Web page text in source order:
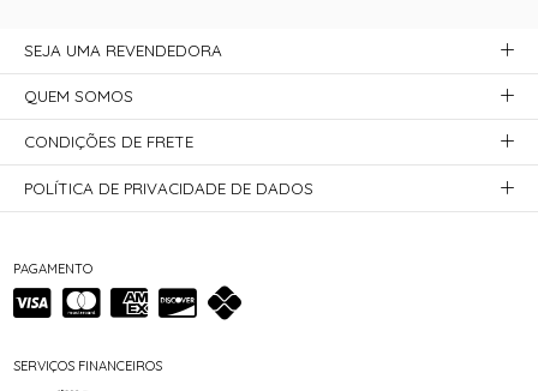
PAGAMENTO
SERVIÇOS FINANCEIROS
SEJA UMA REVENDEDORA
QUEM SOMOS
CONDIÇÕES DE FRETE
POLÍTICA DE PRIVACIDADE DE DADOS